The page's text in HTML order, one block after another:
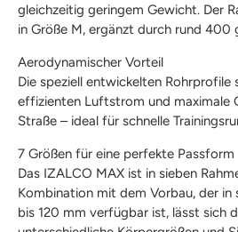
gleichzeitig geringem Gewicht. Der
in Größe M, ergänzt durch rund 400
Aerodynamischer Vorteil
Die speziell entwickelten Rohrprofile
effizienten Luftstrom und maximale
Straße – ideal für schnelle
7 Größen für eine perfekte Passform
Das IZALCO MAX ist in sieben
Kombination mit dem Vorbau, der in
bis 120 mm verfügbar ist, lässt sich